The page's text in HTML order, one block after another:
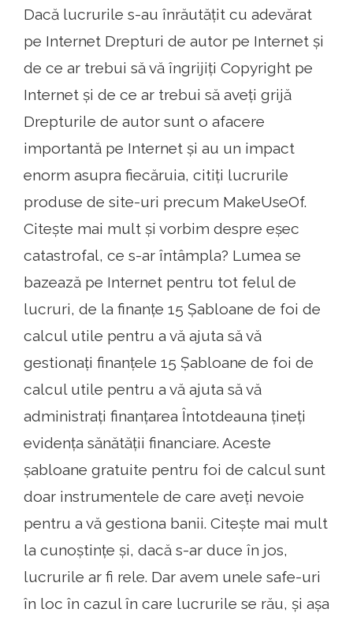
Dacă lucrurile s-au înrăutățit cu adevărat
pe Internet Drepturi de autor pe Internet și
de ce ar trebui să vă îngrijiți Copyright pe
Internet și de ce ar trebui să aveți grijă
Drepturile de autor sunt o afacere
importantă pe Internet și au un impact
enorm asupra fiecăruia, citiți lucrurile
produse de site-uri precum MakeUseOf.
Citește mai mult și vorbim despre eșec
catastrofal, ce s-ar întâmpla? Lumea se
bazează pe Internet pentru tot felul de
lucruri, de la finanțe 15 Șabloane de foi de
calcul utile pentru a vă ajuta să vă
gestionați finanțele 15 Șabloane de foi de
calcul utile pentru a vă ajuta să vă
administrați finanțarea Întotdeauna țineți
evidența sănătății financiare. Aceste
șabloane gratuite pentru foi de calcul sunt
doar instrumentele de care aveți nevoie
pentru a vă gestiona banii. Citește mai mult
la cunoștințe și, dacă s-ar duce în jos,
lucrurile ar fi rele. Dar avem unele safe-uri
în loc în cazul în care lucrurile se rău, și așa